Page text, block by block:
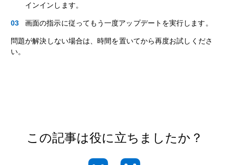
インインします。
画面の指示に従ってもう一度アップデートを実行します。
問題が解決しない場合は、時間を置いてから再度お試しくださ
い。
この記事は役に立ちましたか？